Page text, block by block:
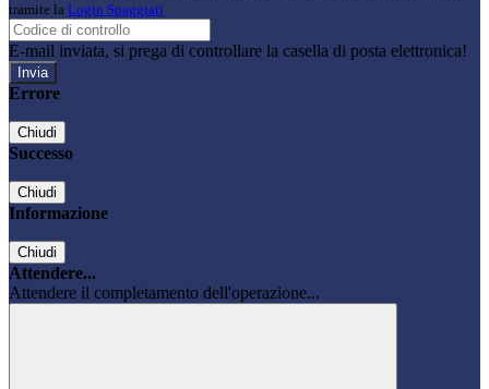
tramite la Login Spaggiari
E-mail inviata, si prega di controllare la casella di posta elettronica!
Errore
Chiudi
Successo
Chiudi
Informazione
Chiudi
Attendere...
Attendere il completamento dell'operazione...